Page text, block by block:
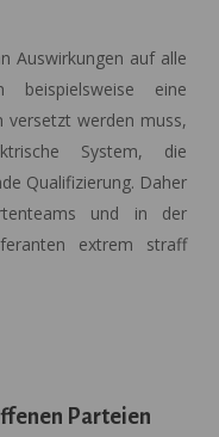
Auswirkungen auf alle
beispielsweise eine
versetzt werden muss,
System, die
Qualifizierung. Daher
und in der
extrem straff
Parteien